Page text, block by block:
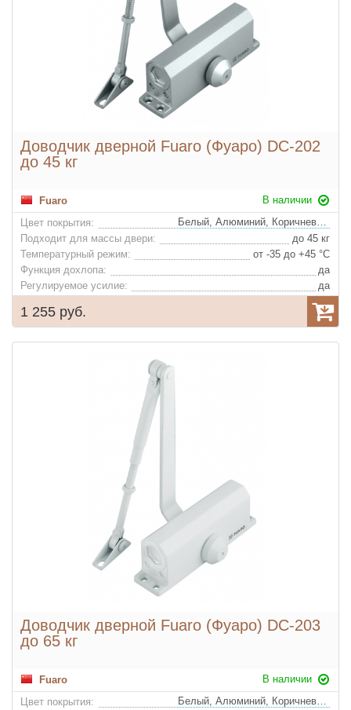
Доводчик дверной Fuaro (Фуаро) DC-202
до 45 кг
Fuaro
В наличии
Цвет покрытия:
Белый, Алюминий, Коричневый (удорожание)
Подходит для массы двери:
до 45 кг
Температурный режим:
от -35 до +45 °С
Функция дохлопа:
да
Регулируемое усилие:
да
1 255 руб.
Доводчик дверной Fuaro (Фуаро) DC-203
до 65 кг
Fuaro
В наличии
Цвет покрытия:
Белый, Алюминий, Коричневый (удорожание)